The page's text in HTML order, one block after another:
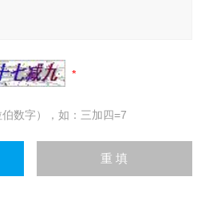
数字），如：三加四=7